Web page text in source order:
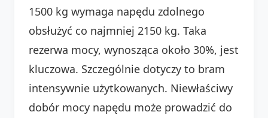
1500 kg wymaga napędu zdolnego
obsłużyć co najmniej 2150 kg. Taka
rezerwa mocy, wynosząca około 30%, jest
kluczowa. Szczególnie dotyczy to bram
intensywnie użytkowanych. Niewłaściwy
dobór mocy napędu może prowadzić do